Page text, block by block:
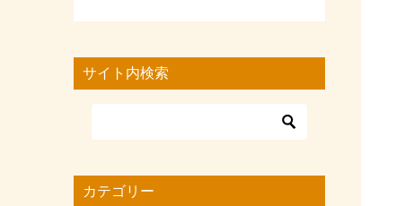
サイト内検索
カテゴリー